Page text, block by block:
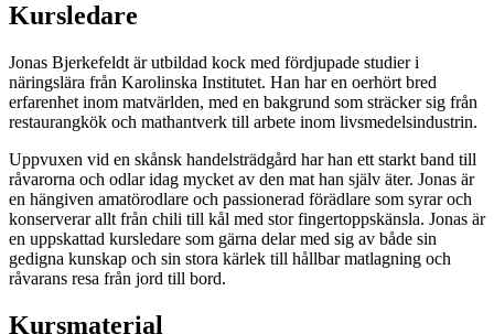
Kursledare
Jonas Bjerkefeldt är utbildad kock med fördjupade studier i
näringslära från Karolinska Institutet. Han har en oerhört bred
erfarenhet inom matvärlden, med en bakgrund som sträcker sig från
restaurangkök och mathantverk till arbete inom livsmedelsindustrin.
Uppvuxen vid en skånsk handelsträdgård har han ett starkt band till
råvarorna och odlar idag mycket av den mat han själv äter. Jonas är
en hängiven amatörodlare och passionerad förädlare som syrar och
konserverar allt från chili till kål med stor fingertoppskänsla. Jonas är
en uppskattad kursledare som gärna delar med sig av både sin
gedigna kunskap och sin stora kärlek till hållbar matlagning och
råvarans resa från jord till bord.
Kursmaterial